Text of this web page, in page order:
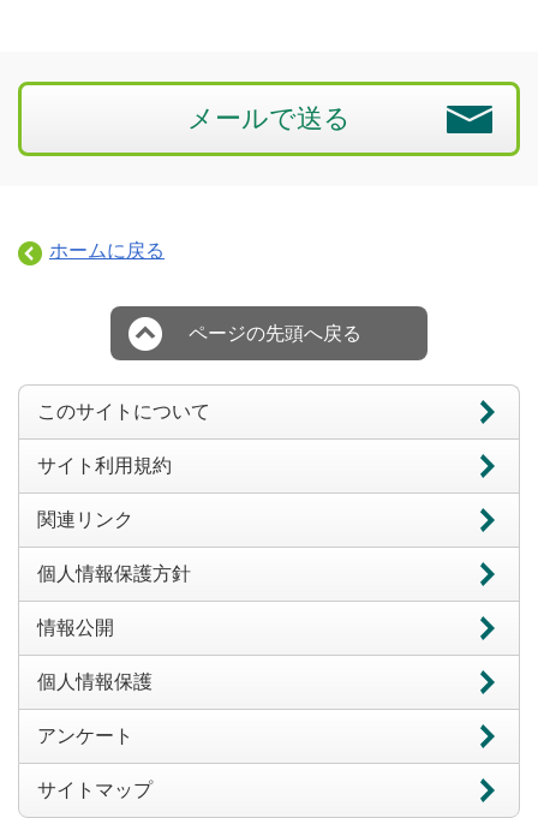
メールで送る
ホームに戻る
ページの先頭へ戻る
このサイトについて
サイト利用規約
関連リンク
個人情報保護方針
情報公開
個人情報保護
アンケート
サイトマップ